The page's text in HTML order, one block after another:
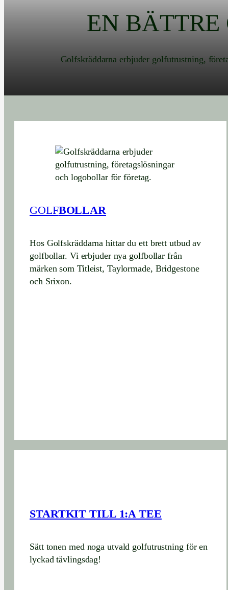
EN BÄTTRE
Golfskräddarna erbjuder golfutrustning,
GOLFBOLLAR
Hos Golfskräddarna hittar du ett brett utbud av
golfbollar. Vi erbjuder nya golfbollar från
märken som Titleist, Taylormade, Bridgestone
och Srixon.
STARTKIT TILL 1:A TEE
Sätt tonen med noga utvald golfutrustning för en
lyckad tävlingsdag!